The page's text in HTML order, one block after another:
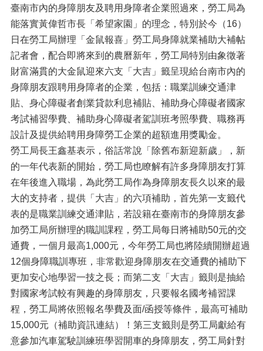
臺南市內的身障朋友及聘用身障者企業照過來，勞工局為
能落實黃偉哲市長「希望家園」的理念，特別於今（16）
日在勞工局辦理「金鼠報喜」勞工局身障就業補助大補帖
記者會，配合即將來到的農曆新年，勞工局特別由象徵著
財富滿貫的大金鼠迎來六支「大吉」籤呈現給台南市內的
身障朋友跟聘用身障者的企業，包括：職業訓練交通津
貼、身心障礙者創業貸款利息補貼、補助身心障礙者國家
考試補習學費、補助身心障礙者駕訓班考照學費、職務再
設計及提供給聘用身障勞工企業的超額進用獎勵金。
勞工局長王鑫基表示，俗話常說「除舊布新迎新歲」，新
的一年代表新的開始，勞工局也瞭解有許多身障朋友打算
在年後進入職場，為此勞工局作為身障朋友長久以來的最
大的支持者，提供「大吉」的六項補助，首先第一支籤代
表的是職業訓練交通津貼，若設籍在臺南市的身障朋友參
加勞工局所辦理的職訓課程，勞工局每日將補助50元的交
通費，一個月最高1,000元，今年勞工局也將陸續開辦超過
12個身障職訓專班，非常歡迎身障朋友在交通費的補助下
更加安心地學習一技之長；而第二支「大吉」籤則是抽給
對國家考試較有興趣的身障朋友，只要報名國考補習課
程，勞工局將依照報名學費及面/函授等條件，最高可補助
15,000元（補助資訊連結）！第三支籤則是勞工局獻給有
意參加汽車駕駛訓練班學習開車的身障朋友，勞工局針對